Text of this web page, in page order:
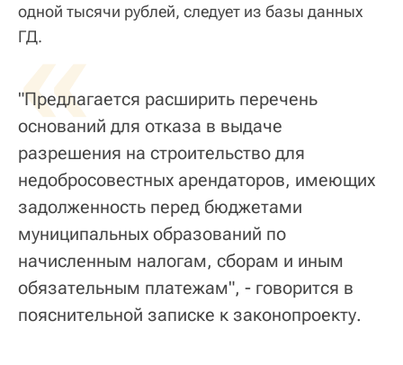
одной тысячи рублей, следует из базы данных
ГД.
«
"Предлагается расширить перечень
оснований для отказа в выдаче
разрешения на строительство для
недобросовестных арендаторов, имеющих
задолженность перед бюджетами
муниципальных образований по
начисленным налогам, сборам и иным
обязательным платежам", - говорится в
пояснительной записке к законопроекту.